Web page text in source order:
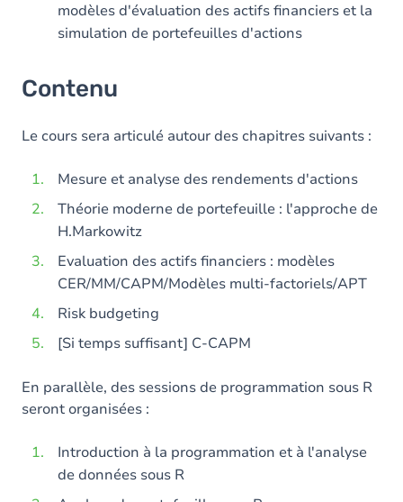
modèles d'évaluation des actifs financiers et la
simulation de portefeuilles d'actions
Contenu
Le cours sera articulé autour des chapitres suivants :
Mesure et analyse des rendements d'actions
Théorie moderne de portefeuille : l'approche de
H.Markowitz
Evaluation des actifs financiers : modèles
CER/MM/CAPM/Modèles multi-factoriels/APT
Risk budgeting
[Si temps suffisant] C-CAPM
En parallèle, des sessions de programmation sous R
seront organisées :
Introduction à la programmation et à l'analyse
de données sous R